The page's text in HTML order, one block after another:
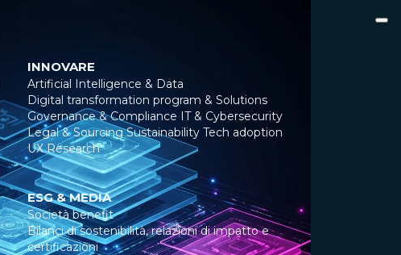
INNOVARE
Artificial Intelligence & Data
Digital transformation program & Solutions
Governance & Compliance IT & Cybersecurity
Legal & Sourcing Sustainability Tech adoption
UX Research
ESG & MEDIA
Società benefit
Bilanci di sostenibilità, relazioni di impatto e
certificazioni